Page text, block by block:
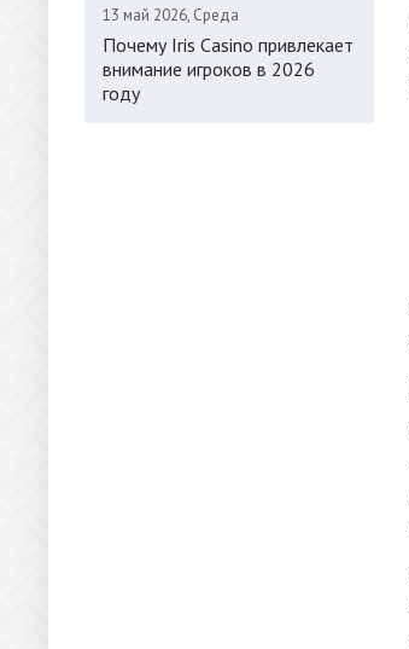
13 май 2026, Среда
Почему Iris Casino привлекает
внимание игроков в 2026
году